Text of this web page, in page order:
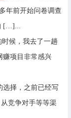
年前开始问卷调查
[…]...
时候，我去了一趟
赚项目非常感兴
选择，之前已经写
竞争对手等等渠